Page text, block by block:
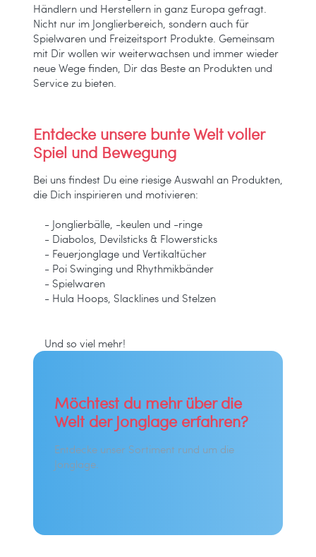
Händlern und Herstellern in ganz Europa gefragt.
Nicht nur im Jonglierbereich, sondern auch für
Spielwaren und Freizeitsport Produkte. Gemeinsam
mit Dir wollen wir weiterwachsen und immer wieder
neue Wege finden, Dir das Beste an Produkten und
Service zu bieten.
Entdecke unsere bunte Welt voller
Spiel und Bewegung
Bei uns findest Du eine riesige Auswahl an Produkten,
die Dich inspirieren und motivieren:
- Jonglierbälle, -keulen und -ringe
- Diabolos, Devilsticks & Flowersticks
- Feuerjonglage und Vertikaltücher
- Poi Swinging und Rhythmikbänder
- Spielwaren
- Hula Hoops, Slacklines und Stelzen
Und so viel mehr!
Möchtest du mehr über die
Welt der Jonglage erfahren?
Entdecke unser Sortiment rund um die
Jonglage.